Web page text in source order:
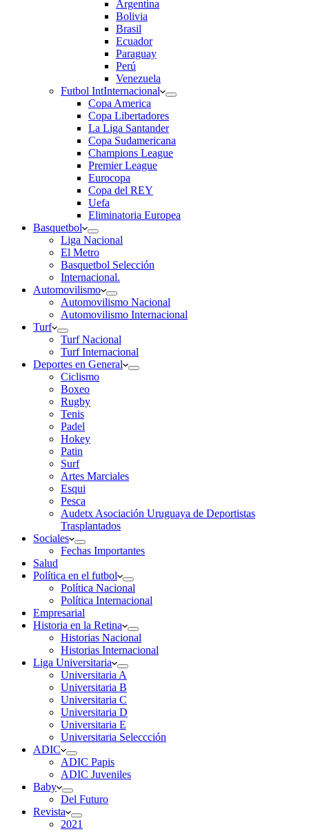
Argentina
Bolivia
Brasil
Ecuador
Paraguay
Perú
Venezuela
Futbol IntInternacional
Copa America
Copa Libertadores
La Liga Santander
Copa Sudamericana
Champions League
Premier League
Eurocopa
Copa del REY
Uefa
Eliminatoria Europea
Basquetbol
Liga Nacional
El Metro
Basquetbol Selección
Internacional.
Automovilismo
Automovilismo Nacional
Automovilismo Internacional
Turf
Turf Nacional
Turf Internacional
Deportes en General
Ciclismo
Boxeo
Rugby
Tenis
Padel
Hokey
Patin
Surf
Artes Marciales
Esqui
Pesca
Audetx Asociación Uruguaya de Deportistas
Trasplantados
Sociales
Fechas Importantes
Salud
Política en el futbol
Política Nacional
Política Internacional
Empresarial
Historia en la Retina
Historias Nacional
Historias Internacional
Liga Universitaria
Universitaria A
Universitaria B
Universitaria C
Universitaria D
Universitaria E
Universitaria Seleccción
ADIC
ADIC Papis
ADIC Juveniles
Baby
Del Futuro
Revista
2021